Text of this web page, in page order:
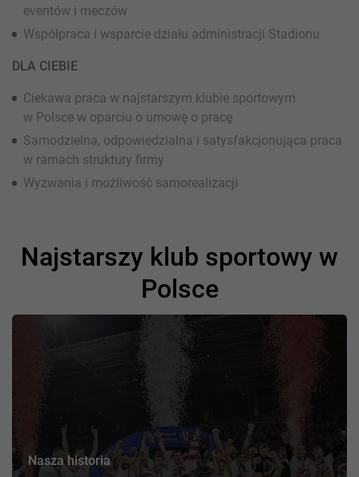
eventów i meczów
Współpraca i wsparcie działu administracji Stadionu
DLA CIEBIE
Ciekawa praca w najstarszym klubie sportowym
w Polsce w oparciu o umowę o pracę
Samodzielna, odpowiedzialna i satysfakcjonująca praca
w ramach struktury firmy
Wyzwania i możliwość samorealizacji
Najstarszy klub sportowy w
Polsce
Nasza historia